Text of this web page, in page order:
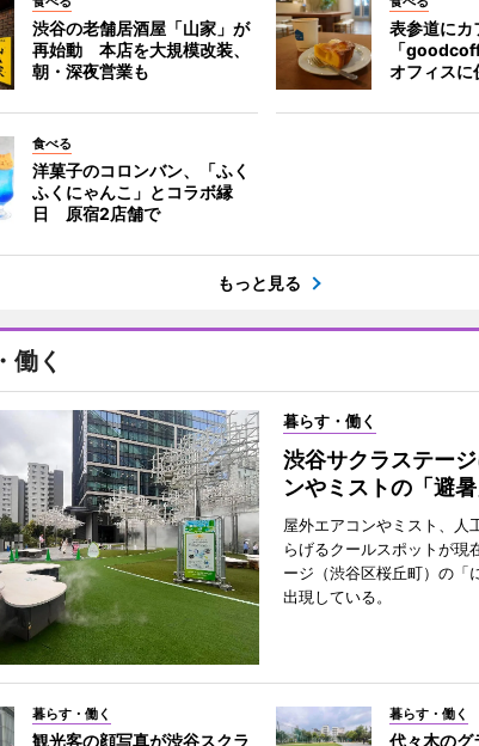
渋谷の老舗居酒屋「山家」が
再始動 本店を大規模改装、
朝・深夜営業も
表参道にカ
「
オフィスに
食べる
洋菓子のコロンバン、「ふく
ふくにゃんこ」とコラボ縁
日 原宿2店舗で
もっと見る
働く
暮らす・働く
渋谷サクラステー
ンやミストの「避
屋外エアコンやミスト、人
らげるクールスポットが現
ージ（渋谷区桜丘町）の「
出現している。
暮らす・働く
観光客の顔写真が渋谷スクラ
暮らす・働く
代々木のグ